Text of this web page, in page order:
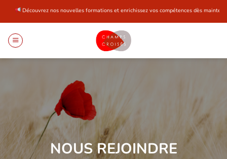
PasserDécouvrez nos nouvelles formations et enrichissez vos compétences dès maintenant !
NOUS REJOINDRE